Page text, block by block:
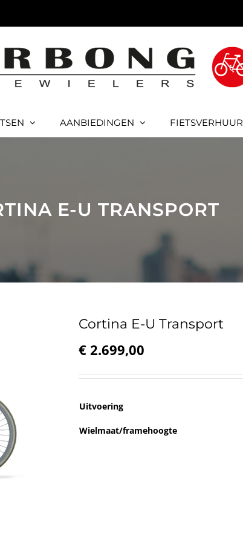
AANBIEDINGEN FIETSVERHUUR
E-U TRANSPORT
Cortina E-U Transport
€ 2.699,00
Uitvoering
Wielmaat/framehoogte